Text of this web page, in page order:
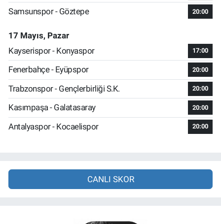
Samsunspor - Göztepe 20:00
17 Mayıs, Pazar
Kayserispor - Konyaspor
17:00
Fenerbahçe - Eyüpspor 20:00
Trabzonspor - Gençlerbirliği S.K. 20:00
Kasımpaşa - Galatasaray 20:00
Antalyaspor - Kocaelispor 20:00
CANLI SKOR